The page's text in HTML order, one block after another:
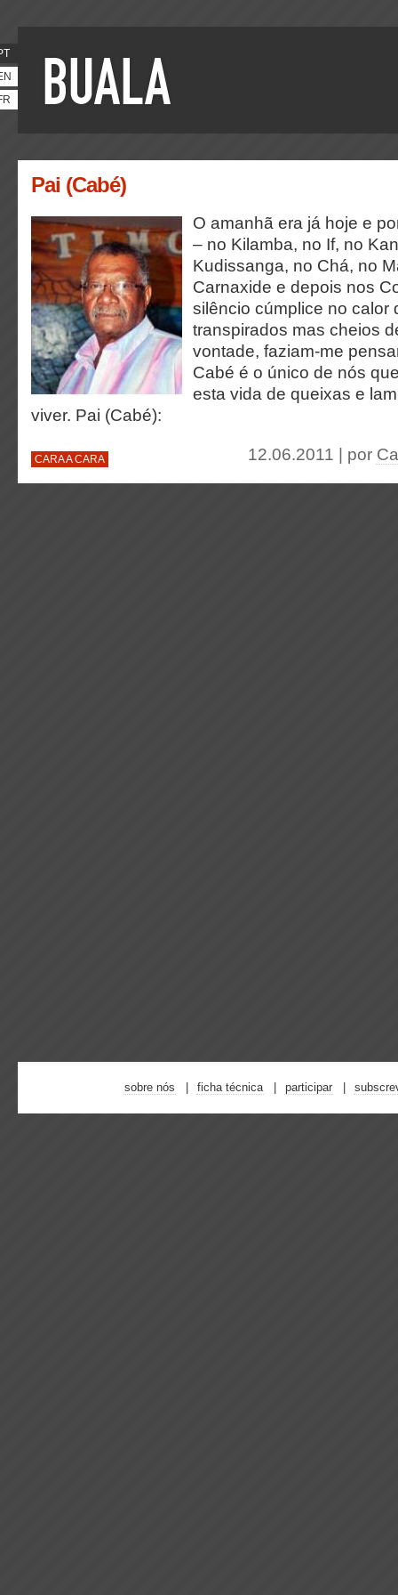
Pai (Cabé)
O amanhã era já hoje e
– no Kilamba, no If, no
Kudissanga, no Chá, no
Carnaxide e depois nos
silêncio cúmplice no calor
transpirados mas cheios
vontade, faziam-me
Cabé é o único de nós
esta vida de queixas e
viver. Pai (Cabé):
CARA A CARA 12.06.2011 | por
sobre nós ficha técnica participar